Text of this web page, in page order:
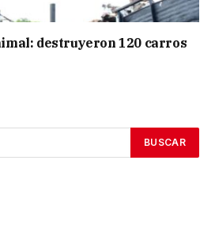
destruyeron 120 carros